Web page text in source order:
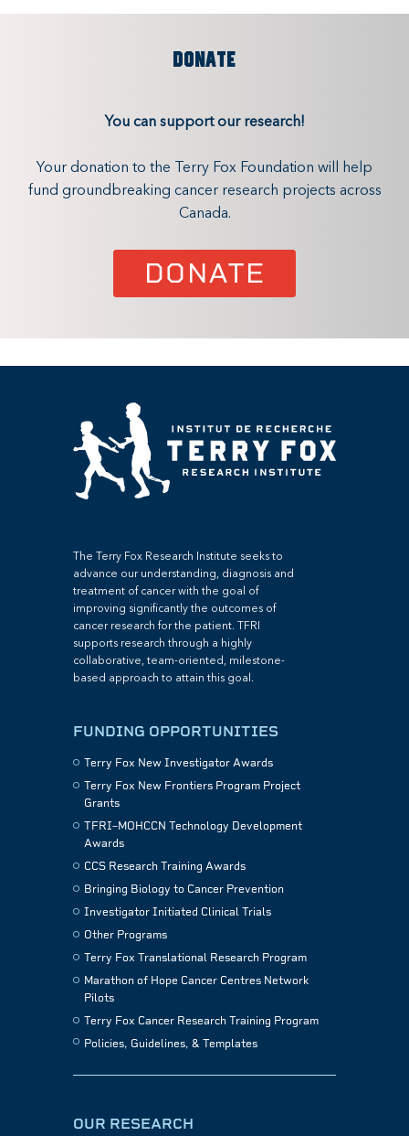
DONATE
You can support our research!
Your donation to the Terry Fox Foundation will help
fund groundbreaking cancer research projects across
Canada.
DONATE
The Terry Fox Research Institute seeks to
advance our understanding, diagnosis and
treatment of cancer with the goal of
improving significantly the outcomes of
cancer research for the patient. TFRI
supports research through a highly
collaborative, team-oriented, milestone-
based approach to attain this goal.
FUNDING OPPORTUNITIES
Terry Fox New Investigator Awards
Terry Fox New Frontiers Program Project
Grants
TFRI–MOHCCN Technology Development
Awards
CCS Research Training Awards
Bringing Biology to Cancer Prevention
Investigator Initiated Clinical Trials
Other Programs
Terry Fox Translational Research Program
Marathon of Hope Cancer Centres Network
Pilots
Terry Fox Cancer Research Training Program
Policies, Guidelines, & Templates
OUR RESEARCH